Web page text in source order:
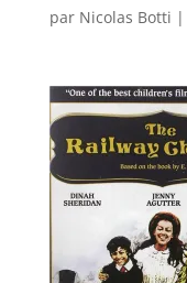
par Nicolas Botti |